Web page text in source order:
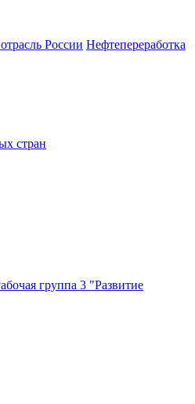
России Нефтепереработка
стран
группа 3 "Развитие